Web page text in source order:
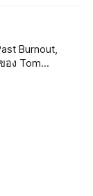
รานซิสโกมา
Burnout,
อง Tom